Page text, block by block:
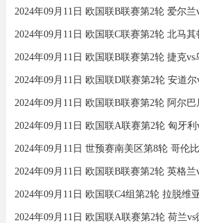
2024年09月11日 欧国联B联赛第2轮 爱尔
2024年09月11日 欧国联B联赛第2轮 捷克
2024年09月11日 欧国联D联赛第2轮 安道
2024年09月11日 欧国联A联赛第2轮 匈牙
2024年09月11日 世预赛南美区第8轮 哥伦
2024年09月11日 欧国联B联赛第2轮 英格
2024年09月11日 欧国联C4组第2轮 拉脱维
2024年09月11日 欧国联A联赛第2轮 荷兰